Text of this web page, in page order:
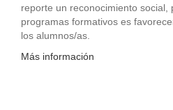
reporte un reconocimiento social,
programas formativos es
los alumnos/as.
Más información